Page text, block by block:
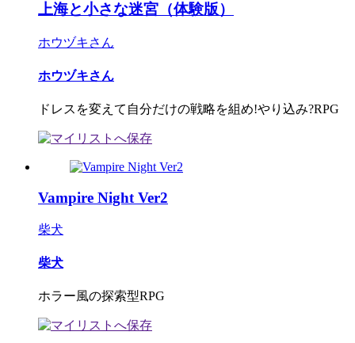
上海と小さな迷宮（体験版）
ホウヅキさん
ホウヅキさん
ドレスを変えて自分だけの戦略を組め!やり込み?RPG
Vampire Night Ver2
柴犬
柴犬
ホラー風の探索型RPG